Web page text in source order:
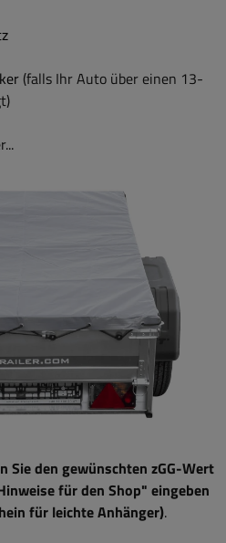
(falls Ihr Auto über einen 13-
Sie den gewünschten zGG-Wert
für den Shop" eingeben
für leichte Anhänger).